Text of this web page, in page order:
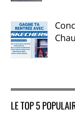
LE TOP 5